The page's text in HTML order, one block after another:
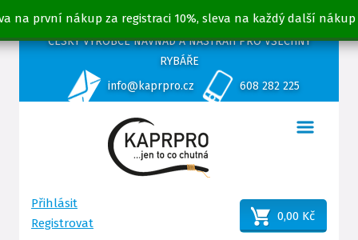
na první nákup za registraci 10%, sleva na každý další nákup
ČESKÝ VÝROBCE NÁVNAD A NÁSTRAH PRO VŠECHNY
RYBÁŘE
info@kaprpro.cz
608 282 225
Přihlásit
Registrovat
0,00 Kč